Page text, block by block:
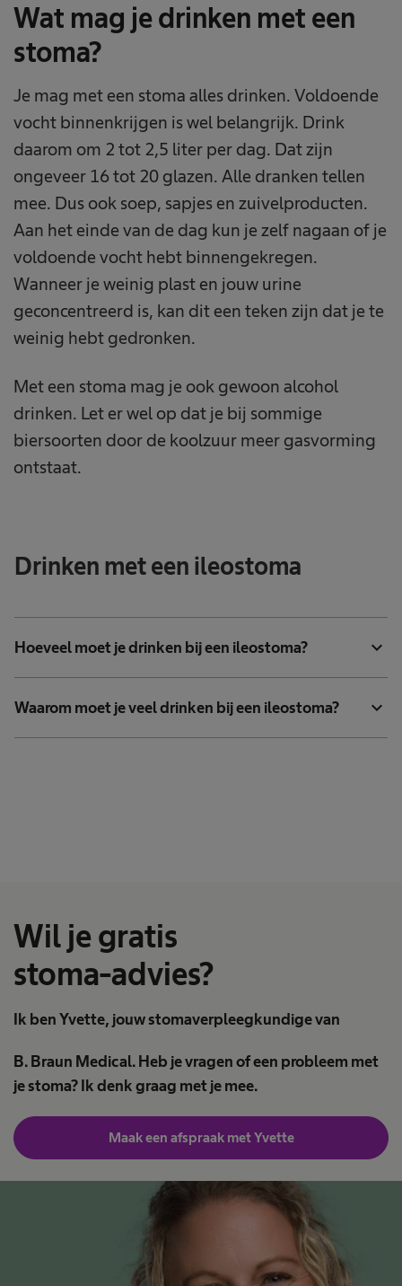
Wat mag je drinken met een
stoma?
Je mag met een stoma alles drinken. Voldoende
vocht binnenkrijgen is wel belangrijk. Drink
daarom om 2 tot 2,5 liter per dag. Dat zijn
ongeveer 16 tot 20 glazen. Alle dranken tellen
mee. Dus ook soep, sapjes en zuivelproducten.
Aan het einde van de dag kun je zelf nagaan of je
voldoende vocht hebt binnengekregen.
Wanneer je weinig plast en jouw urine
geconcentreerd is, kan dit een teken zijn dat je te
weinig hebt gedronken.
Met een stoma mag je ook gewoon alcohol
drinken. Let er wel op dat je bij sommige
biersoorten door de koolzuur meer gasvorming
ontstaat.
Drinken met een ileostoma
Hoeveel moet je drinken bij een ileostoma? expand_more
Waarom moet je veel drinken bij een ileostoma? expand_more
Wil je gratis
stoma-advies?
Ik ben Yvette, jouw stomaverpleegkundige van
B. Braun Medical. Heb je vragen of een probleem met
je stoma? Ik denk graag met je mee.
Maak een afspraak met Yvette